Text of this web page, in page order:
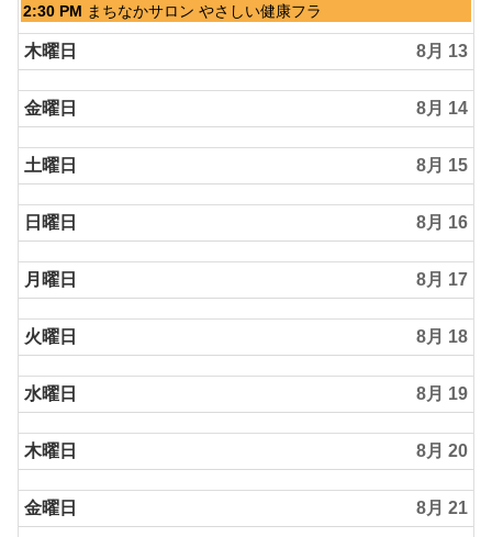
水
曜
日,
8
月
12th
2026
2:30 PM まちなかサロン やさしい健康フラ
木曜日 8月 13
金曜日 8月 14
土曜日 8月 15
日曜日 8月 16
月曜日 8月 17
火曜日 8月 18
水曜日 8月 19
木曜日 8月 20
金曜日 8月 21